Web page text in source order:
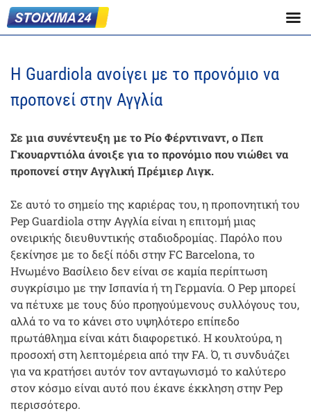
Η Guardiola ανοίγει με το προνόμιο να
προπονεί στην Αγγλία
Σε μια συνέντευξη με το Ρίο Φέρντιναντ, ο Πεπ
Γκουαρντιόλα άνοιξε για το προνόμιο που νιώθει να
προπονεί στην Αγγλική Πρέμιερ Λιγκ.
Σε αυτό το σημείο της καριέρας του, η προπονητική του
Pep Guardiola στην Αγγλία είναι η επιτομή μιας
ονειρικής διευθυντικής σταδιοδρομίας. Παρόλο που
ξεκίνησε με το δεξί πόδι στην FC Barcelona, το
Ηνωμένο Βασίλειο δεν είναι σε καμία περίπτωση
συγκρίσιμο με την Ισπανία ή τη Γερμανία. Ο Pep μπορεί
να πέτυχε με τους δύο προηγούμενους συλλόγους του,
αλλά το να το κάνει στο υψηλότερο επίπεδο
πρωτάθλημα είναι κάτι διαφορετικό. Η κουλτούρα, η
προσοχή στη λεπτομέρεια από την FA. Ό, τι συνδυάζει
για να κρατήσει αυτόν τον ανταγωνισμό το καλύτερο
στον κόσμο είναι αυτό που έκανε έκκληση στην Pep
περισσότερο.